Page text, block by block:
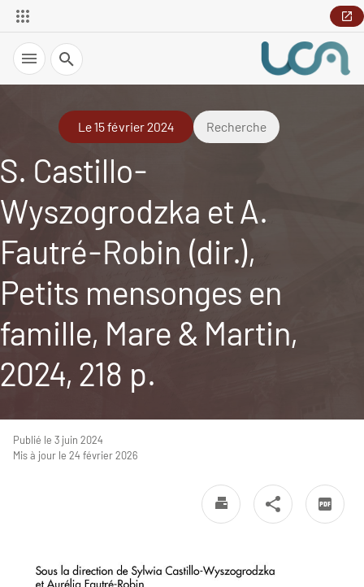
Recherche
Le 15 février 2024 Recherche
S. Castillo-
Wyszogrodzka et A.
Fautré-Robin (dir.),
Petits mensonges en
famille, Mare & Martin,
2024, 218 p.
Publié le 3 juin 2024
Mis à jour le 24 février 2026